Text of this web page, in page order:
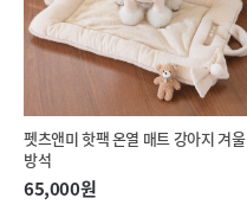
펫츠앤미 핫팩 온열 매트 강아지 겨울
방석
65,000원